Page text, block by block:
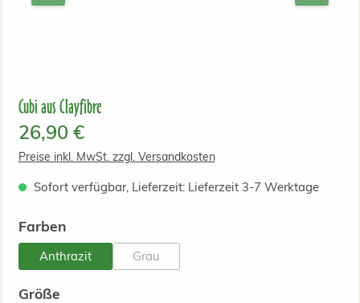
Cubi aus Clayfibre
Regulärer Preis:
26,90 €
Preise inkl. MwSt. zzgl. Versandkosten
Sofort verfügbar, Lieferzeit: Lieferzeit 3-7 Werktage
Farbenauswählen
Anthrazit Grau
Größeauswählen